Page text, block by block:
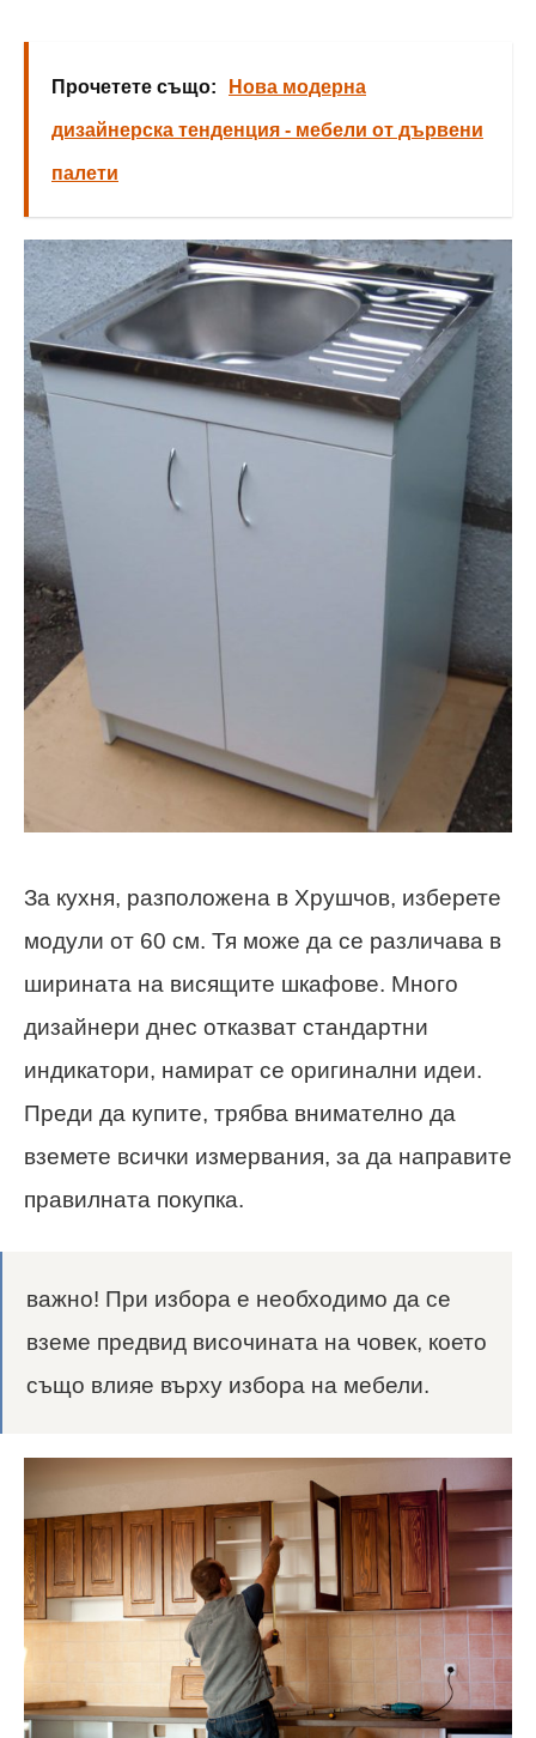
Прочетете също: Нова модерна
дизайнерска тенденция - мебели от дървени
палети
За кухня, разположена в Хрушчов, изберете
модули от 60 см. Тя може да се различава в
ширината на висящите шкафове. Много
дизайнери днес отказват стандартни
индикатори, намират се оригинални идеи.
Преди да купите, трябва внимателно да
вземете всички измервания, за да направите
правилната покупка.
важно! При избора е необходимо да се
вземе предвид височината на човек, което
също влияе върху избора на мебели.